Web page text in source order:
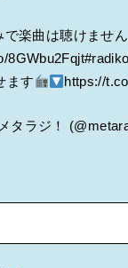
で楽曲は聴けませ
8GWbu2Fqjt#radiko
ます
https://
タラジ！